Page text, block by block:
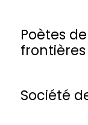
Poètes
frontières
Société